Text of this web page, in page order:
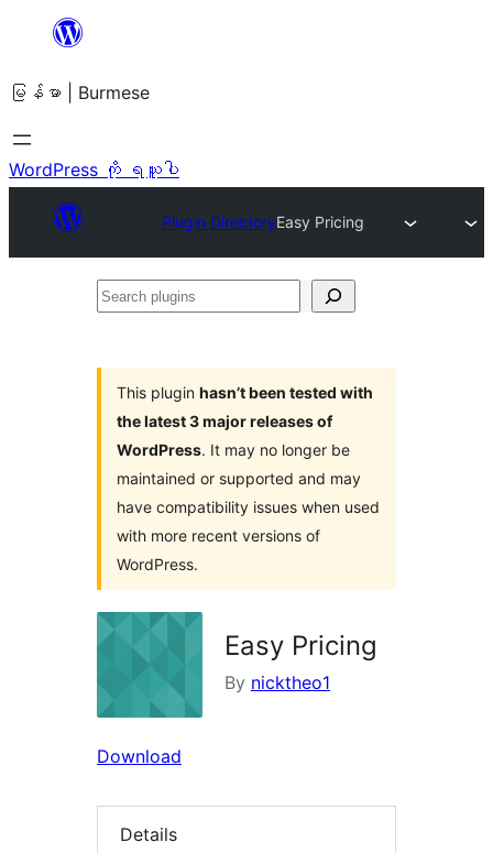
အကြောင်းအရာ
ကျော်သွား
ရန်
မြန်မာ | Burmese
WordPress ကို ရယူပါ
Plugin DirectoryEasy Pricing
Search
This plugin hasn’t been tested with
the latest 3 major releases of
WordPress. It may no longer be
maintained or supported and may
have compatibility issues when used
with more recent versions of
WordPress.
Easy Pricing
By nicktheo1
Download
Details